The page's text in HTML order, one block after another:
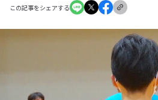
この記事をシェアする